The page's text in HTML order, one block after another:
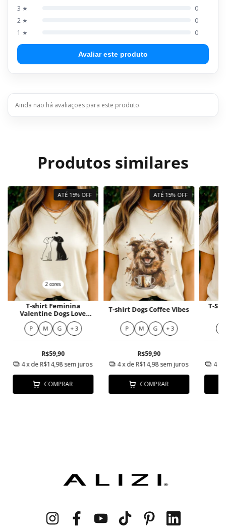
3 ★
0
2 ★
0
1 ★
0
Avaliar este produto
Ainda não há avaliações para este produto.
Produtos similares
ATÉ 15% OFF
2 cores
T-shirt Feminina
Valentine Dogs Love
Algodão
P M G + 3
R$59,90
4x de R$14,98 sem juros
COMPRAR
ATÉ 15% OFF
T-shirt Dogs Coffee Vibes
P M G + 3
R$59,90
4x de R$14,98sem juros
COMPRAR
T-
4